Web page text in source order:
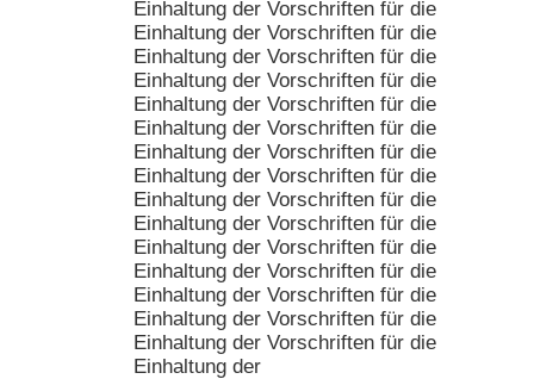
Einhaltung der Vorschriften für die
Einhaltung der Vorschriften für die
Einhaltung der Vorschriften für die
Einhaltung der Vorschriften für die
Einhaltung der Vorschriften für die
Einhaltung der Vorschriften für die
Einhaltung der Vorschriften für die
Einhaltung der Vorschriften für die
Einhaltung der Vorschriften für die
Einhaltung der Vorschriften für die
Einhaltung der Vorschriften für die
Einhaltung der Vorschriften für die
Einhaltung der Vorschriften für die
Einhaltung der Vorschriften für die
Einhaltung der Vorschriften für die
Einhaltung der